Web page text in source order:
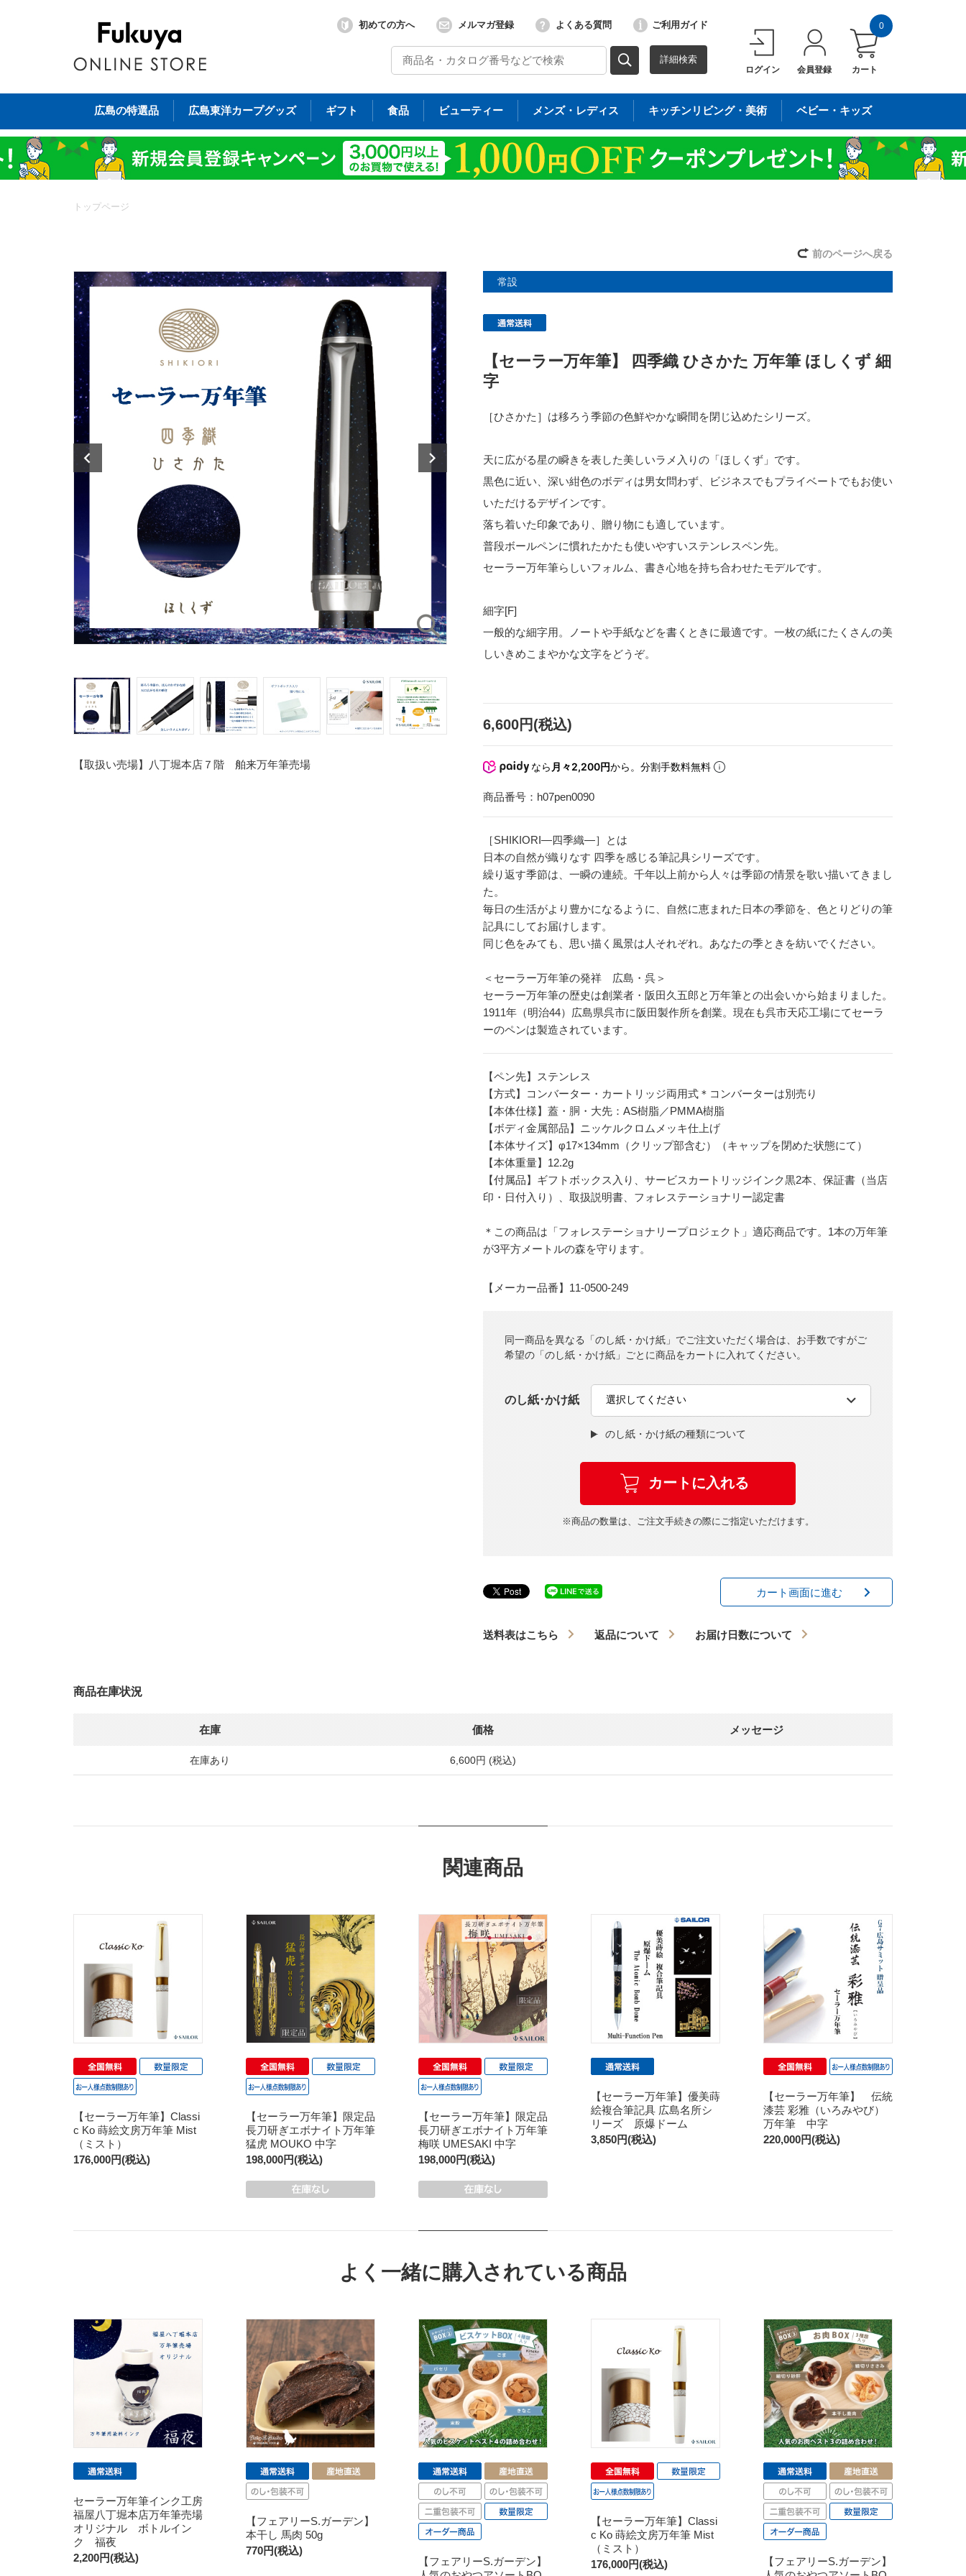
詳細検索
初めての方へ メルマガ登録 よくある質問 ご利用ガイド
ログイン 会員登録 カート
0
広島の特選品 広島東洋カープグッズ ギフト 食品 ビューティー メンズ・レディス キッチンリビング・美術 ベビー・キッズ
トップページ
前のページへ戻る
【取扱い売場】八丁堀本店７階 舶来万年筆売場
常設
【セーラー万年筆】 四季織 ひさかた 万年筆 ほしくず 細
字
［ひさかた］は移ろう季節の色鮮やかな瞬間を閉じ込めたシリーズ。
天に広がる星の瞬きを表した美しいラメ入りの「ほしくず」です。
黒色に近い、深い紺色のボディは男女問わず、ビジネスでもプライベートでもお使い
いただけるデザインです。
落ち着いた印象であり、贈り物にも適しています。
普段ボールペンに慣れたかたも使いやすいステンレスペン先。
セーラー万年筆らしいフォルム、書き心地を持ち合わせたモデルです。
細字[F]
一般的な細字用。ノートや手紙などを書くときに最適です。一枚の紙にたくさんの美
しいきめこまやかな文字をどうぞ。
6,600円(税込)
なら 月々2,200円から。分割手数料無料
商品番号： h07pen0090
［SHIKIORI―四季織―］とは
日本の自然が織りなす 四季を感じる筆記具シリーズです。
繰り返す季節は、一瞬の連続。千年以上前から人々は季節の情景を歌い描いてきまし
た。
毎日の生活がより豊かになるように、自然に恵まれた日本の季節を、色とりどりの筆
記具にしてお届けします。
同じ色をみても、思い描く風景は人それぞれ。あなたの季ときを紡いでください。
＜セーラー万年筆の発祥 広島・呉＞
セーラー万年筆の歴史は創業者・阪田久五郎と万年筆との出会いから始まりました。
1911年（明治44）広島県呉市に阪田製作所を創業。現在も呉市天応工場にてセーラ
ーのペンは製造されています。
【ペン先】ステンレス
【方式】コンバーター・カートリッジ両用式＊コンバーターは別売り
【本体仕様】蓋・胴・大先：AS樹脂／PMMA樹脂
【ボディ金属部品】ニッケルクロムメッキ仕上げ
【本体サイズ】φ17×134mm（クリップ部含む）（キャップを閉めた状態にて）
【本体重量】12.2g
【付属品】ギフトボックス入り、サービスカートリッジインク黒2本、保証書（当店
印・日付入り）、取扱説明書、フォレステーショナリー認定書
＊この商品は「フォレステーショナリープロジェクト」適応商品です。1本の万年筆
が3平方メートルの森を守ります。
【メーカー品番】11-0500-249
同一商品を異なる「のし紙・かけ紙」でご注文いただく場合は、お手数ですがご
希望の「のし紙・かけ紙」ごとに商品をカートに入れてください。
のし紙･かけ紙
のし紙・かけ紙の種類について
※商品の数量は、ご注文手続きの際にご指定いただけます。
カート画面に進む
送料表はこちら 返品について お届け日数について
商品在庫状況
在庫 価格 メッセージ
在庫あり 6,600円 (税込)
関連商品
【セーラー万年筆】Classi
c Ko 蒔絵文房万年筆 Mist
（ミスト）
176,000円(税込)
【セーラー万年筆】限定品
長刀研ぎエボナイト万年筆
猛虎 MOUKO 中字
198,000円(税込)
【セーラー万年筆】限定品
長刀研ぎエボナイト万年筆
梅咲 UMESAKI 中字
198,000円(税込)
【セーラー万年筆】優美蒔
絵複合筆記具 広島名所シ
リーズ 原爆ドーム
3,850円(税込)
【セーラー万年筆】 伝統
漆芸 彩雅（いろみやび）
万年筆 中字
220,000円(税込)
よく一緒に購入されている商品
セーラー万年筆インク工房
福屋八丁堀本店万年筆売場
オリジナル ボトルイン
ク 福夜
2,200円(税込)
【フェアリーS.ガーデン】
本干し 馬肉 50g
770円(税込)
【フェアリーS.ガーデン】
【セーラー万年筆】Classi
c Ko 蒔絵文房万年筆 Mist
（ミスト）
176,000円(税込)
【フェアリーS.ガーデン】